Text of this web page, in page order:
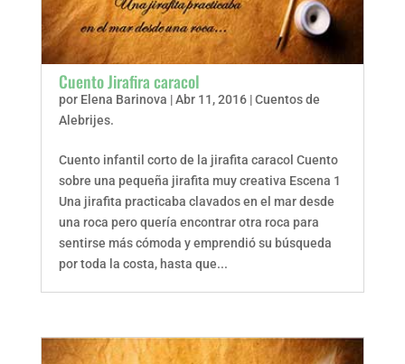
Cuento Jirafira caracol
por Elena Barinova |Abr 11, 2016|Cuentos de
Alebrijes.
Cuento infantil corto de la jirafita caracol Cuento
sobre una pequeña jirafita muy creativa Escena 1
Una jirafita practicaba clavados en el mar desde
una roca pero quería encontrar otra roca para
sentirse más cómoda y emprendió su búsqueda
por toda la costa, hasta que...